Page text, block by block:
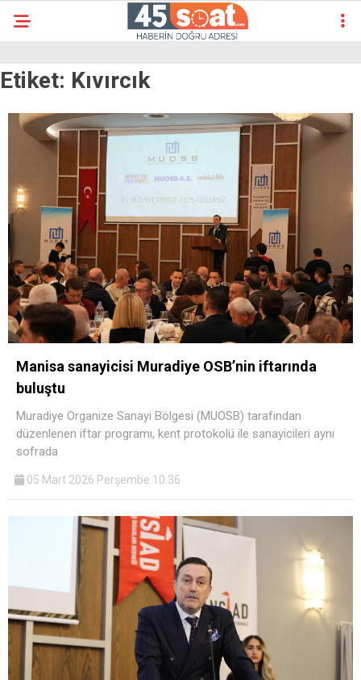
Etiket: Kıvırcık
Manisa sanayicisi Muradiye OSB’nin iftarında
buluştu
Muradiye Organize Sanayi Bölgesi (MUOSB) tarafından
düzenlenen iftar programı, kent protokolü ile sanayicileri aynı
sofrada
05 Mart 2026 Perşembe 10:36